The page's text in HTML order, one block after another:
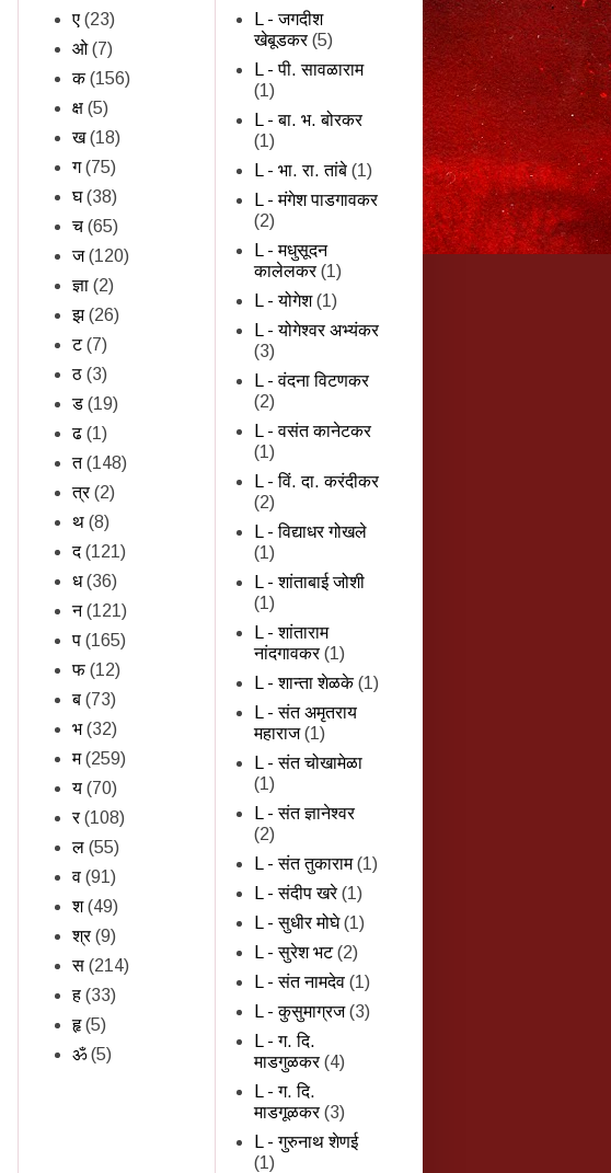
ए (23)
ओ (7)
क (156)
क्ष (5)
ख (18)
ग (75)
घ (38)
च (65)
ज (120)
ज्ञा (2)
झ (26)
ट (7)
ठ (3)
ड (19)
ढ (1)
त (148)
त्र (2)
थ (8)
द (121)
ध (36)
न (121)
प (165)
फ (12)
ब (73)
भ (32)
म (259)
य (70)
र (108)
ल (55)
व (91)
श (49)
श्र (9)
स (214)
ह (33)
हृ (5)
ॐ (5)
L - जगदीश
खेबूडकर (5)
L - पी. सावळाराम
(1)
L - बा. भ. बोरकर
(1)
L - भा. रा. तांबे (1)
L - मंगेश पाडगावकर
(2)
L - मधुसूदन
कालेलकर (1)
L - योगेश (1)
L - योगेश्वर अभ्यंकर
(3)
L - वंदना विटणकर
(2)
L - वसंत कानेटकर
(1)
L - विं. दा. करंदीकर
(2)
L - विद्याधर गोखले
(1)
L - शांताबाई जोशी
(1)
L - शांताराम
नांदगावकर (1)
L - शान्‍ता शेळके (1)
L - संत अमृतराय
महाराज (1)
L - संत चोखामेळा
(1)
L - संत ज्ञानेश्वर
(2)
L - संत तुकाराम (1)
L - संदीप खरे (1)
L - सुधीर मोघे (1)
L - सुरेश भट (2)
L - संत नामदेव (1)
L - कुसुमाग्रज (3)
L - ग. दि.
माडगुळकर (4)
L - ग. दि.
माडगूळकर (3)
L - गुरुनाथ शेणई
(1)